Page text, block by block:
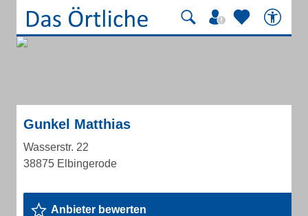
Gunkel Matthias
Wasserstr. 22
38875 Elbingerode
Anbieter bewerten